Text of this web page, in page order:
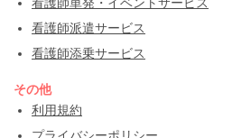
看護師派遣サービス
看護師添乗サービス
その他
利用規約